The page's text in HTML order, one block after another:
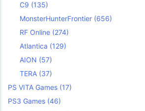
C9 (135)
MonsterHunterFrontier (656)
RF Online (274)
Atlantica (129)
AION (57)
TERA (37)
PS VITA Games (17)
PS3 Games (46)